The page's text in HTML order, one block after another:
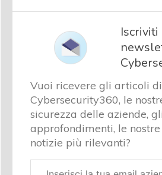
Iscriviti
Vuoi ricevere gli articoli di
Cybersecurity360, le
sicurezza delle aziende, gli
approfondimenti, le
notizie più rilevanti?